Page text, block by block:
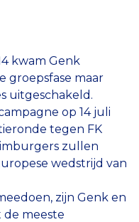
kwam Genk
groepsfase maar
uitgeschakeld.
op 14 juli
tegen FK
zullen
wedstrijd van
zijn Genk en
meeste